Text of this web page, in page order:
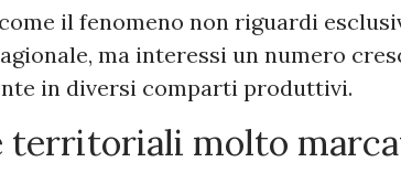
il fenomeno non riguardi
ma interessi un numero
in diversi comparti produttivi.
territoriali molto